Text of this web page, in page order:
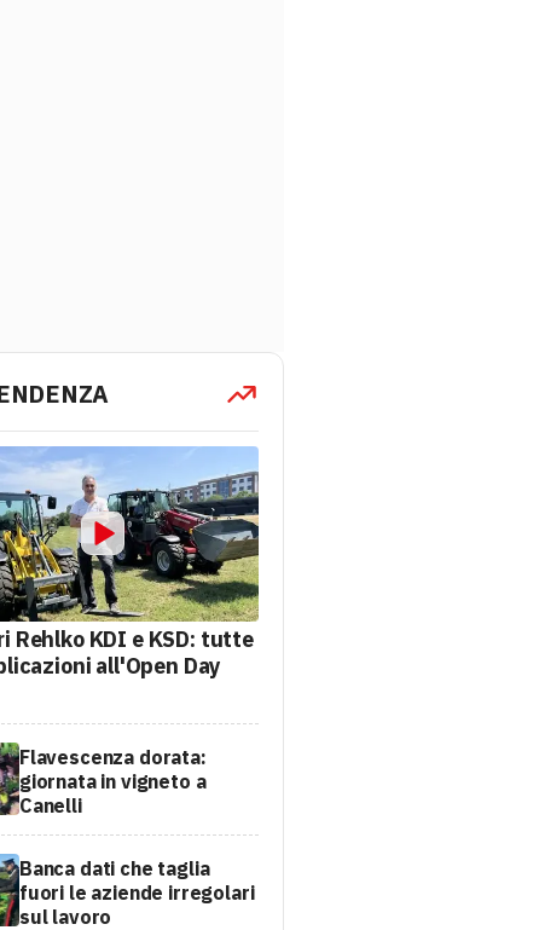
Rehlko KDI e KSD: tutte
all'Open Day
Flavescenza dorata:
giornata in vigneto a
Canelli
Banca dati che taglia
fuori le aziende irregolari
sul lavoro